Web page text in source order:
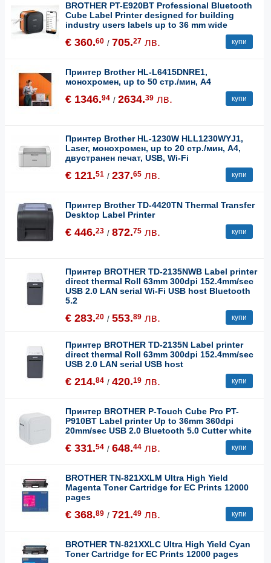
BROTHER PT-E920BT Professional Bluetooth
Cube Label Printer designed for building
industry users labels up to 36 mm wide
€ 360.60 / 705.27 лв. купи
Принтер Brother HL-L6415DNRE1,
монохромен, up to 50 стр./мин, A4
€ 1346.94 / 2634.39 лв. купи
Принтер Brother HL-1230W HLL1230WYJ1,
Laser, монохромен, up to 20 стр./мин, A4,
двустранен печат, USB, Wi-Fi
€ 121.51 / 237.65 лв. купи
Принтер Brother TD-4420TN Thermal Transfer
Desktop Label Printer
€ 446.23 / 872.75 лв. купи
Принтер BROTHER TD-2135NWB Label printer
direct thermal Roll 63mm 300dpi 152.4mm/sec
USB 2.0 LAN serial Wi-Fi USB host Bluetooth
5.2
€ 283.20 / 553.89 лв. купи
Принтер BROTHER TD-2135N Label printer
direct thermal Roll 63mm 300dpi 152.4mm/sec
USB 2.0 LAN serial USB host
€ 214.84 / 420.19 лв. купи
Принтер BROTHER P-Touch Cube Pro PT-
P910BT Label printer Up to 36mm 360dpi
20mm/sec USB 2.0 Bluetooth 5.0 Cutter white
€ 331.54 / 648.44 лв. купи
BROTHER TN-821XXLM Ultra High Yield
Magenta Toner Cartridge for EC Prints 12000
pages
€ 368.89 / 721.49 лв. купи
BROTHER TN-821XXLC Ultra High Yield Cyan
Toner Cartridge for EC Prints 12000 pages